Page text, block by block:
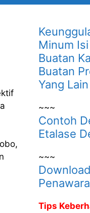
Minum
Buatan
Buatan
Yang
~~~
Contoh
Etalase
~~~
Tips